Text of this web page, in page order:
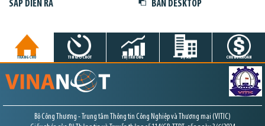
SẮP DIỄN RA BẢN DESKTOP
TRANG CHỦ TIN GIỜ CHÓT THỊ TRƯỜNG DỰ ÁN CHỨNG KHOÁN
Bộ Công Thương - Trung tâm Thông tin Công Nghiệp và Thương mại (VITIC)